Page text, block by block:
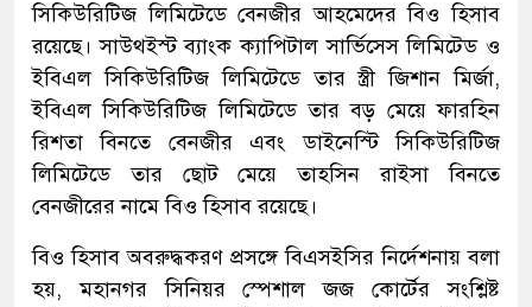
সিকিউরিটিজ লিমিটেডে বেনজীর আহমেদের বিও হিসাব
রয়েছে। সাউথইস্ট ব্যাংক ক্যাপিটাল সার্ভিসেস লিমিটেড ও
ইবিএল সিকিউরিটিজ লিমিটেডে তার স্ত্রী জিশান মির্জা,
ইবিএল সিকিউরিটিজ লিমিটেডে তার বড় মেয়ে ফারহিন
রিশতা বিনতে বেনজীর এবং ডাইনেস্টি সিকিউরিটিজ
লিমিটেডে তার ছোট মেয়ে তাহসিন রাইসা বিনতে
বেনজীরের নামে বিও হিসাব রয়েছে।
বিও হিসাব অবরুদ্ধকরণ প্রসঙ্গে বিএসইসির নির্দেশনায় বলা
হয়, মহানগর সিনিয়র স্পেশাল জজ কোর্টের সংশ্লিষ্ট